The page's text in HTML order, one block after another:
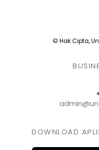
© Hak Cipta,
DOWNLOAD